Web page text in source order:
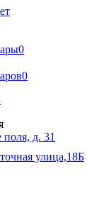
0
0
д. 31
улица,18Б